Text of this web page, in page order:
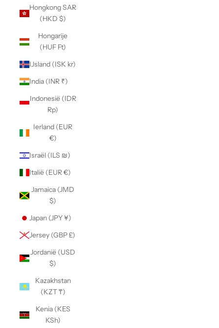
Hongkong SAR
(HKD $)
Hongarije
(HUF Ft)
IJsland (ISK kr)
India (INR ₹)
Indonesië (IDR
Rp)
Ierland (EUR
€)
Israël (ILS ₪)
Italië (EUR €)
Jamaica (JMD
$)
Japan (JPY ¥)
Jersey (GBP £)
Jordanië (USD
$)
Kazakhstan
(KZT ₸)
Kenia (KES
KSh)